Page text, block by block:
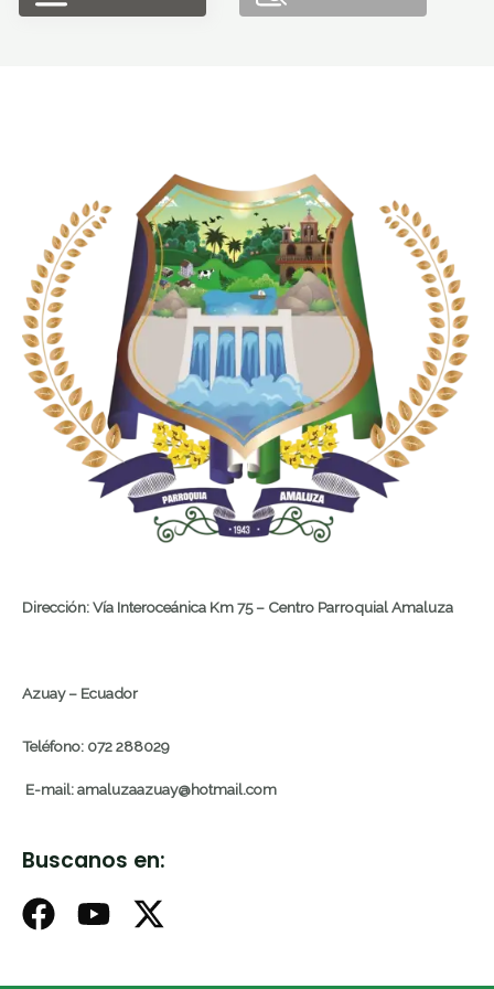
Dirección: Vía Interoceánica Km 75 – Centro Parroquial Amaluza
Azuay – Ecuador
Teléfono: 072 288029
E-mail: amaluzaazuay@hotmail.com
Buscanos en: